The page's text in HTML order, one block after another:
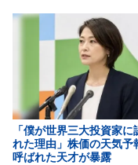
「僕が世界三大投資家に
れた理由」株価の天気予
呼ばれた天才が暴露